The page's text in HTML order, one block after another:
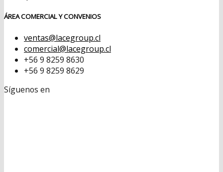
ÁREA COMERCIAL Y CONVENIOS
ventas@lacegroup.cl
comercial@lacegroup.cl
+56 9 8259 8630
+56 9 8259 8629
Síguenos en